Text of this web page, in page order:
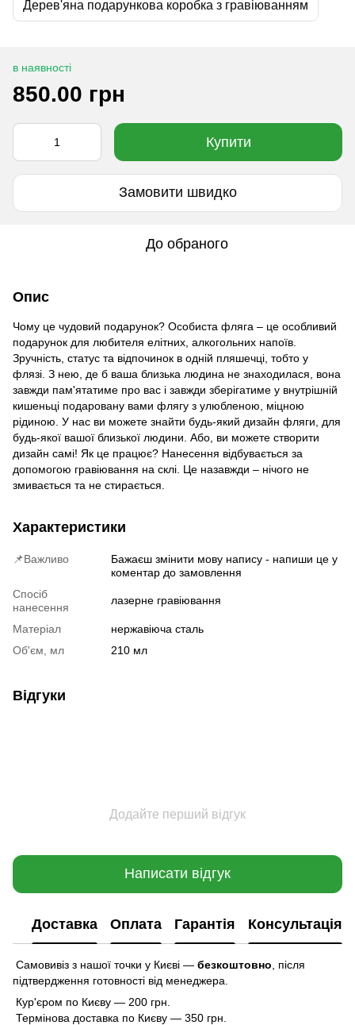
Дерев'яна подарункова коробка з гравіюванням
в наявності
850.00 грн
Купити
Замовити швидко
До обраного
Опис
Чому це чудовий подарунок? Особиста фляга – це особливий
подарунок для любителя елітних, алкогольних напоїв.
Зручність, статус та відпочинок в одній пляшечці, тобто у
флязі. З нею, де б ваша близька людина не знаходилася, вона
завжди пам'ятатиме про вас і завжди зберігатиме у внутрішній
кишеньці подаровану вами флягу з улюбленою, міцною
рідиною. У нас ви можете знайти будь-який дизайн фляги, для
будь-якої вашої близької людини. Або, ви можете створити
дизайн самі! Як це працює? Нанесення відбувається за
допомогою гравіювання на склі. Це назавжди – нічого не
змивається та не стирається.
Характеристики
📌Важливо
Бажаєш змінити мову напису - напиши це у
коментар до замовлення
Спосіб
нанесення
лазерне гравіювання
Матеріал
нержавіюча сталь
Об'єм, мл
210 мл
Відгуки
Додайте перший відгук
Написати відгук
Доставка Оплата Гарантія Консультація
Самовивіз з нашої точки у Києві — безкоштовно
після
підтвердження готовності від менеджера.
Кур'єром по Києву — 200 грн.
Термінова доставка по Києву — 350 грн.